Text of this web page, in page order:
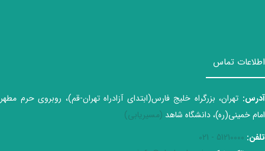
اطلاعات تماس
آدرس: تهران، بزرگراه خلیج فارس(ابتدای آزادراه تهران-قم)، روبروی حرم مطهر
امام خمینی(ره)، دانشگاه شاهد (مسیریابی)
تلفن: 51210000 - 021